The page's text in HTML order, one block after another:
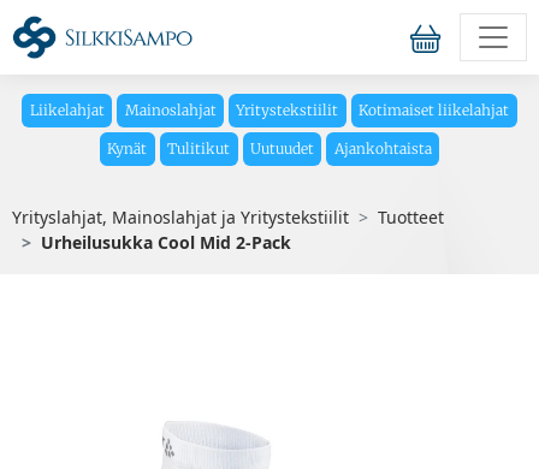
Liikelahjat Mainoslahjat Yritystekstiilit Kotimaiset liikelahjat
Kynät Tulitikut Uutuudet Ajankohtaista
Yrityslahjat, Mainoslahjat ja Yritystekstiilit
Tuotteet
Urheilusukka Cool Mid 2-Pack